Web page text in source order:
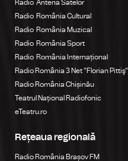
Radio Antena Satelor
Radio România Cultural
Radio România Muzical
Radio România Sport
Radio România Internațional
Radio România 3 Net "Florian Pittiş"
Radio România Chișinău
Teatrul Național Radiofonic
eTeatru.ro
Rețeaua regională
Radio România Brașov FM